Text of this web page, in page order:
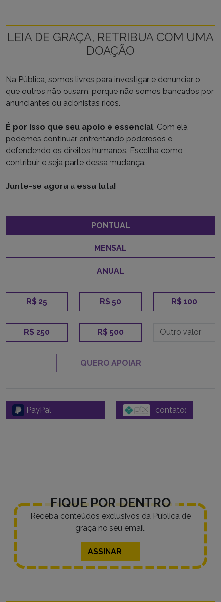
LEIA DE GRAÇA, RETRIBUA COM UMA
DOAÇÃO
Na Pública, somos livres para investigar e denunciar o
que outros não ousam, porque não somos bancados por
anunciantes ou acionistas ricos.
É por isso que seu apoio é essencial. Com ele,
podemos continuar enfrentando poderosos e
defendendo os direitos humanos. Escolha como
contribuir e seja parte dessa mudança.
Junte-se agora a essa luta!
PONTUAL
MENSAL
ANUAL
R$ 25 R$ 50 R$ 100
R$ 250 R$ 500
QUERO APOIAR
PayPal
FIQUE POR DENTRO
Receba conteúdos exclusivos da Pública de
graça no seu email.
ASSINAR